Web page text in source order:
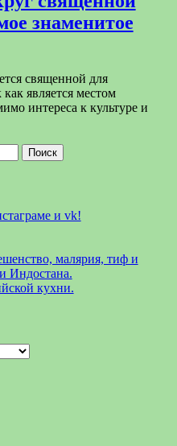
знаменитое
священной для
является местом
интереса к культуре и
и vk!
малярия, тиф и
Индостана.
кухни.